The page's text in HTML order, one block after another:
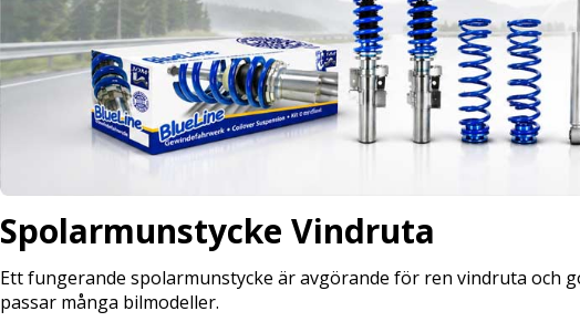
Spolarmunstycke Vindruta
Ett fungerande spolarmunstycke är avgörande för ren vindruta och
passar många bilmodeller.